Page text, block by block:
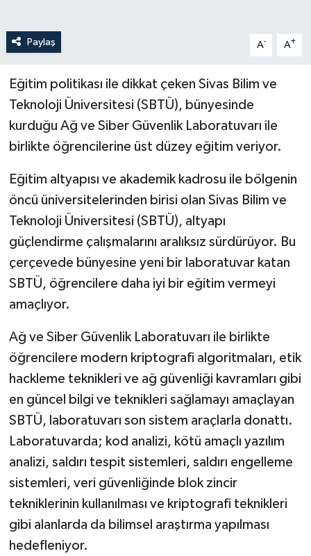
Paylaş A- A+
Eğitim politikası ile dikkat çeken Sivas Bilim ve
Teknoloji Üniversitesi (SBTÜ), bünyesinde
kurduğu Ağ ve Siber Güvenlik Laboratuvarı ile
birlikte öğrencilerine üst düzey eğitim veriyor.
Eğitim altyapısı ve akademik kadrosu ile bölgenin
öncü üniversitelerinden birisi olan Sivas Bilim ve
Teknoloji Üniversitesi (SBTÜ), altyapı
güçlendirme çalışmalarını aralıksız sürdürüyor. Bu
çerçevede bünyesine yeni bir laboratuvar katan
SBTÜ, öğrencilere daha iyi bir eğitim vermeyi
amaçlıyor.
Ağ ve Siber Güvenlik Laboratuvarı ile birlikte
öğrencilere modern kriptografi algoritmaları, etik
hackleme teknikleri ve ağ güvenliği kavramları gibi
en güncel bilgi ve teknikleri sağlamayı amaçlayan
SBTÜ, laboratuvarı son sistem araçlarla donattı.
Laboratuvarda; kod analizi, kötü amaçlı yazılım
analizi, saldırı tespit sistemleri, saldırı engelleme
sistemleri, veri güvenliğinde blok zincir
tekniklerinin kullanılması ve kriptografi teknikleri
gibi alanlarda da bilimsel araştırma yapılması
hedefleniyor.